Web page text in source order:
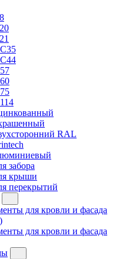
RAL
забора
крыши
перекрытий
для кровли и фасада
для кровли и фасада